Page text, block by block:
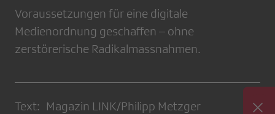
Voraussetzungen für eine digitale
Medienordnung geschaffen – ohne
zerstörerische Radikalmassnahmen.
Text: Magazin LINK/Philipp Metzger